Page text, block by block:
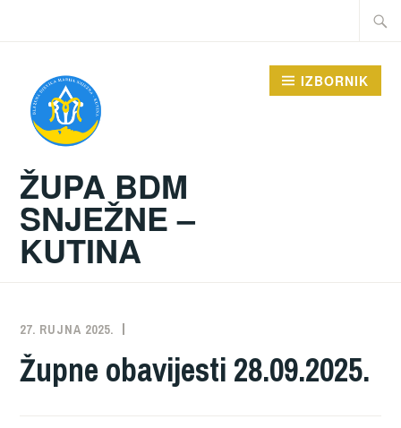
Traži:
ŽUPA BDM
SNJEŽNE –
KUTINA
IZBORNIK
27. RUJNA 2025.
Župne obavijesti 28.09.2025.